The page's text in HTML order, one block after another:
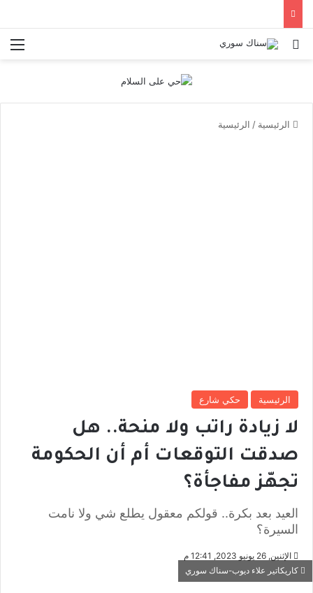
بحث عن
الرئيسية / الرئيسية
الرئيسية حكي شارع
لا زيادة راتب ولا منحة.. هل
صدقت التوقعات أم أن الحكومة
تجهّز مفاجأة؟
العيد بعد بكرة.. قولكم معقول يطلع شي ولا نامت
السيرة؟
الإثنين, 26 يونيو 2023, 12:41 م
كاريكاتير علاء ديوب-سناك سوري